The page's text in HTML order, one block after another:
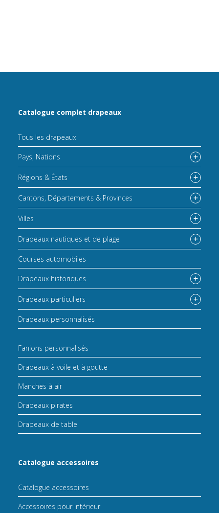
Catalogue complet drapeaux
Tous les drapeaux
Pays, Nations
Régions & États
Cantons, Départements & Provinces
Villes
Drapeaux nautiques et de plage
Courses automobiles
Drapeaux historiques
Drapeaux particuliers
Drapeaux personnalisés
Fanions personnalisés
Drapeaux à voile et à goutte
Manches à air
Drapeaux pirates
Drapeaux de table
Catalogue accessoires
Catalogue accessoires
Accessoires pour intérieur